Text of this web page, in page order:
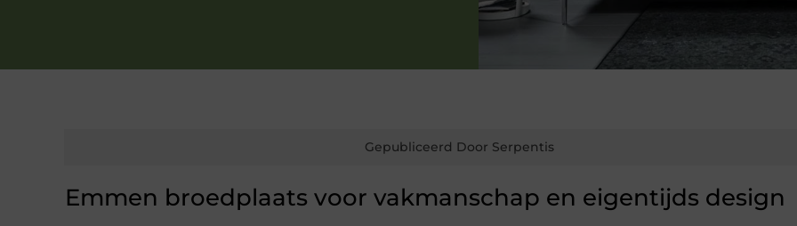
Gepubliceerd Door Serpentis
Emmen broedplaats voor vakmanschap en eigentijds design